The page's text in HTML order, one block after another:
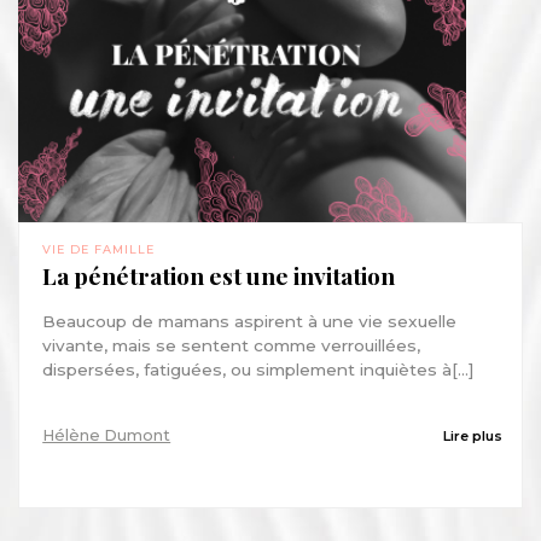
VIE DE FAMILLE
La pénétration est une invitation
Beaucoup de mamans aspirent à une vie sexuelle
vivante, mais se sentent comme verrouillées,
dispersées, fatiguées, ou simplement inquiètes à[...]
Hélène Dumont Lire plus